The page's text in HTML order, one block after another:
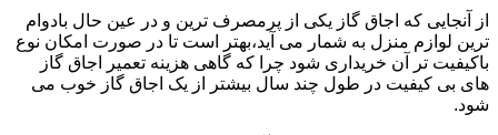
از آنجایی که اجاق گاز یکی از پرمصرف ترین و در عین حال بادوام
ترین لوازم منزل به شمار می آید،بهتر است تا در صورت امکان نوع
باکیفیت تر آن خریداری شود چرا که گاهی هزینه تعمیر اجاق گاز
های بی کیفیت در طول چند سال بیشتر از یک اجاق گاز خوب می
شود.